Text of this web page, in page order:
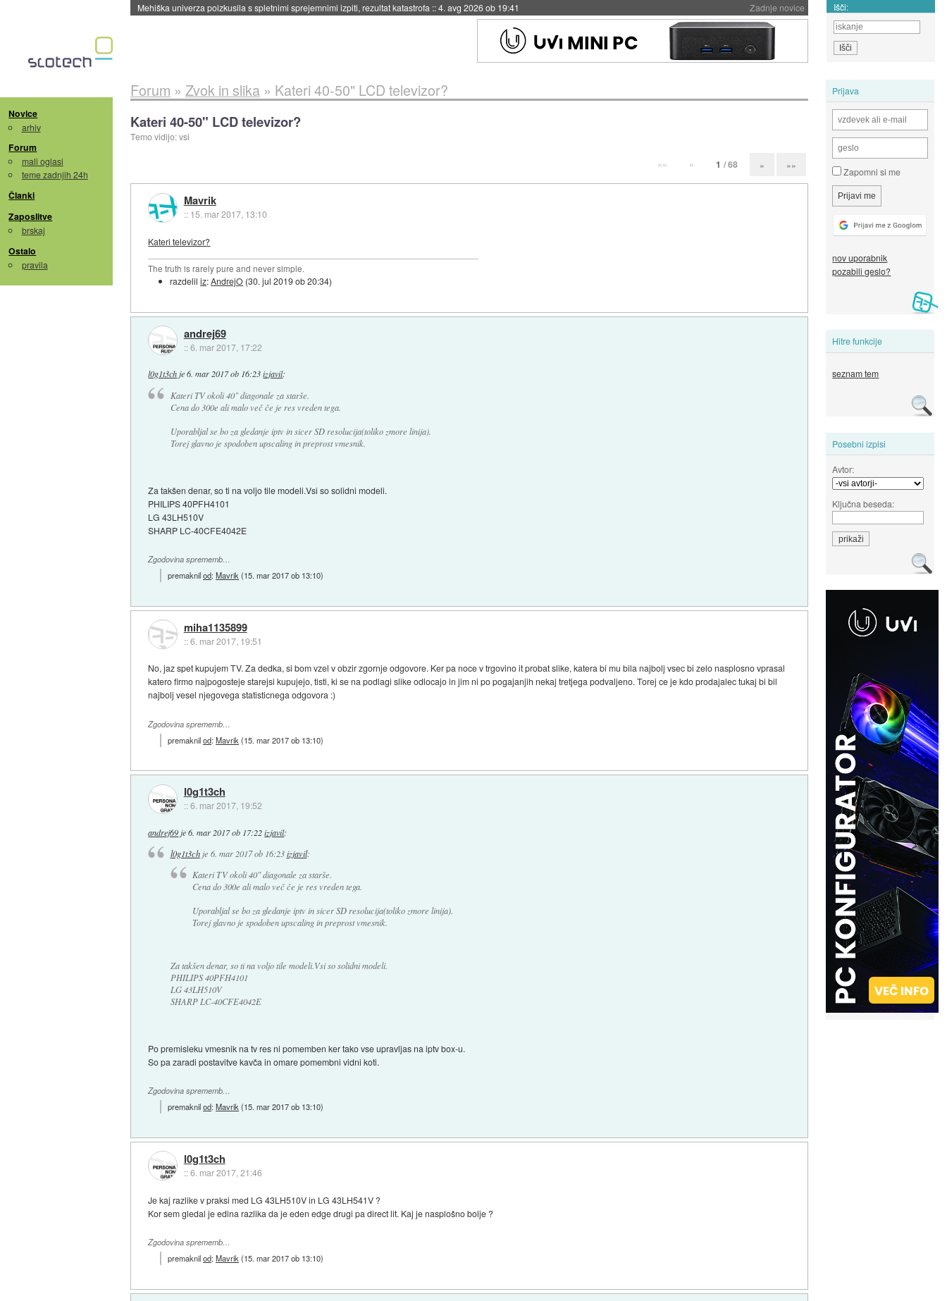
Zadnje novice
Evropska vesoljska agencija razvija svojo raketo za večkratno uporabo::4. avg 2026 ob 19:41 Išči:
Novice
arhiv
Forum
mali oglasi
teme zadnjih 24h
Članki
Zaposlitve
brskaj
Ostalo
pravila
Prijava
Zapomni si me
nov uporabnik
pozabili geslo?
Hitre funkcije
seznam tem
Posebni izpisi
Avtor:
Ključna beseda:
Forum » Zvok in slika» Kateri 40-50" LCD televizor?
Kateri 40-50" LCD televizor?
Temo vidijo: vsi
«« « 1 / 68 » »»
Mavrik
:: 15. mar 2017, 13:10
Kateri televizor?
The truth is rarely pure and never simple.
razdeliliz:AndrejO (30. jul 2019 ob 20:34)
andrej69
::6. mar 2017, 17:22
l0g1t3chje6. mar 2017 ob 16:23 izjavil:
Kateri TV okoli 40" diagonale za starše.
Cena do 300e ali malo več če je res vreden tega.
Uporabljal se bo za gledanje iptv in sicer SD resolucija(toliko zmore linija).
Torej glavno je spodoben upscaling in preprost vmesnik.
Za takšen denar, so ti na voljo tile modeli.Vsi so solidni modeli.
PHILIPS 40PFH4101
LG 43LH510V
SHARP LC-40CFE4042E
Zgodovina sprememb…
premaknilod:Mavrik (15. mar 2017 ob 13:10)
miha1135899
::6. mar 2017, 19:51
No, jaz spet kupujem TV. Za dedka, si bom vzel v obzir zgornje odgovore. Ker pa noce v trgovino it probat slike, katera bi mu bila najbolj vsec bi zelo nasplosno vprasal
katero firmo najpogosteje starejsi kupujejo, tisti, ki se na podlagi slike odlocajo in jim ni po pogajanjih nekaj tretjega podvaljeno. Torej ce je kdo prodajalec tukaj bi bil
najbolj vesel njegovega statisticnega odgovora :)
Zgodovina sprememb…
premaknilod:Mavrik (15. mar 2017 ob 13:10)
l0g1t3ch
::6. mar 2017, 19:52
andrej69 je6. mar 2017 ob 17:22 izjavil:
l0g1t3chje 6. mar 2017 ob 16:23 izjavil:
Kateri TV okoli 40" diagonale za starše.
Cena do 300e ali malo več če je res vreden tega.
Uporabljal se bo za gledanje iptv in sicer SD resolucija(toliko zmore linija).
Torej glavno je spodoben upscaling in preprost vmesnik.
Za takšen denar, so ti na voljo tile modeli.Vsi so solidni modeli.
PHILIPS 40PFH4101
LG 43LH510V
SHARP LC-40CFE4042E
Po premisleku vmesnik na tv res ni pomemben ker tako vse upravljas na iptv box-u.
So pa zaradi postavitve kavča in omare pomembni vidni koti.
Zgodovina sprememb…
premaknilod:Mavrik(15. mar 2017 ob 13:10)
l0g1t3ch
::6. mar 2017, 21:46
Je kaj razlike v praksi med LG 43LH510V in LG 43LH541V ?
Kor sem gledal je edina razlika da je eden edge drugi pa direct lit. Kaj je nasplošno bolje ?
Zgodovina sprememb…
premaknilod:Mavrik(15. mar 2017 ob 13:10)